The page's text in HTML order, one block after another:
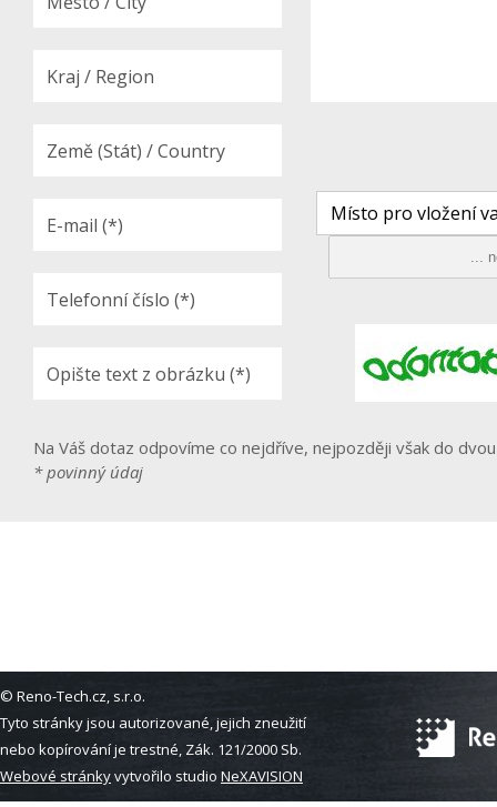
Místo pro vložení
Na Váš dotaz odpovíme co nejdříve, nejpozději však do
* povinný údaj
© Reno-Tech.cz, s.r.o.
Tyto stránky jsou autorizované, jejich zneužití
nebo kopírování je trestné, Zák. 121/2000 Sb.
Webové stránkyvytvořilo studio NeXAVISION